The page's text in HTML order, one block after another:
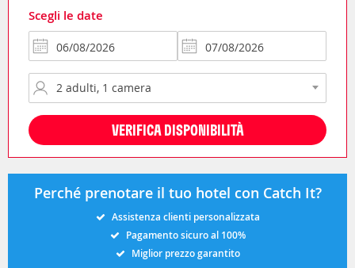
Scegli le date
VERIFICA DISPONIBILITÀ
Perché prenotare il tuo hotel con Catch It?
Assistenza clienti personalizzata
Pagamento sicuro al 100%
Miglior prezzo garantito